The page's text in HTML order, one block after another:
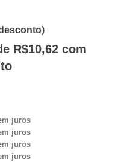
R$10,62 com
juros
juros
juros
juros